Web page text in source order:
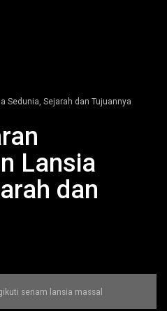
Sedunia, Sejarah dan Tujuannya
Lansia
dan
senam lansia massal